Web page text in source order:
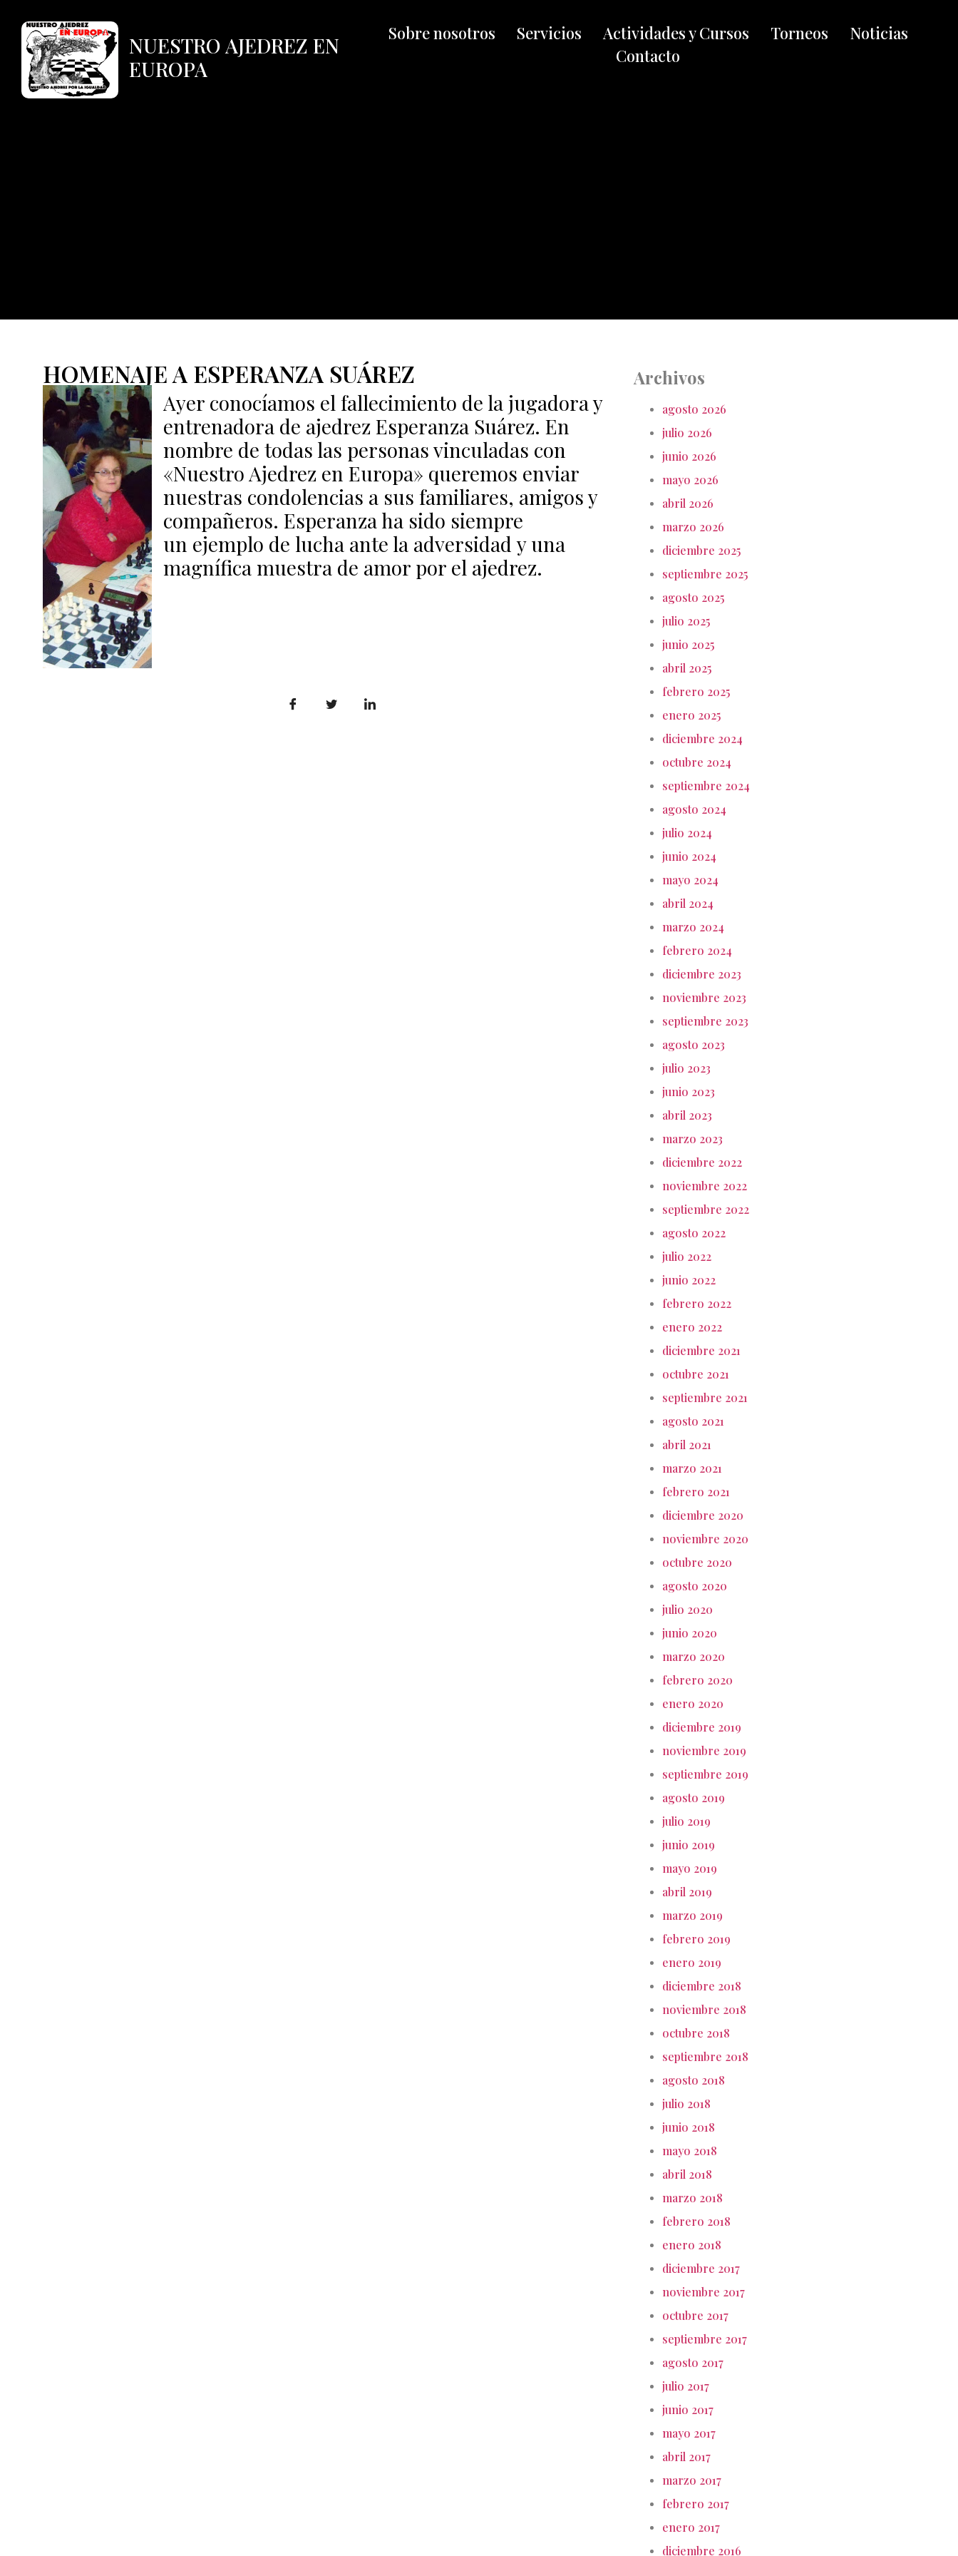
NUESTRO AJEDREZ EN
EUROPA
Sobre nosotros Servicios Actividades y Cursos Torneos
Noticias
Contacto
HOMENAJE A ESPERANZA SUÁREZ
Ayer conocíamos el fallecimiento de la jugadora y
entrenadora de ajedrez Esperanza Suárez. En
nombre de todas las personas vinculadas con
«Nuestro Ajedrez en Europa» queremos enviar
nuestras condolencias a sus familiares, amigos y
compañeros. Esperanza ha sido siempre
un ejemplo de lucha ante la adversidad y una
magnífica muestra de amor por el ajedrez.
Archivos
agosto 2026
julio 2026
junio 2026
mayo 2026
abril 2026
marzo 2026
diciembre 2025
septiembre 2025
agosto 2025
julio 2025
junio 2025
abril 2025
febrero 2025
enero 2025
diciembre 2024
octubre 2024
septiembre 2024
agosto 2024
julio 2024
junio 2024
mayo 2024
abril 2024
marzo 2024
febrero 2024
diciembre 2023
noviembre 2023
septiembre 2023
agosto 2023
julio 2023
junio 2023
abril 2023
marzo 2023
diciembre 2022
noviembre 2022
septiembre 2022
agosto 2022
julio 2022
junio 2022
febrero 2022
enero 2022
diciembre 2021
octubre 2021
septiembre 2021
agosto 2021
abril 2021
marzo 2021
febrero 2021
diciembre 2020
noviembre 2020
octubre 2020
agosto 2020
julio 2020
junio 2020
marzo 2020
febrero 2020
enero 2020
diciembre 2019
noviembre 2019
septiembre 2019
agosto 2019
julio 2019
junio 2019
mayo 2019
abril 2019
marzo 2019
febrero 2019
enero 2019
diciembre 2018
noviembre 2018
octubre 2018
septiembre 2018
agosto 2018
julio 2018
junio 2018
mayo 2018
abril 2018
marzo 2018
febrero 2018
enero 2018
diciembre 2017
noviembre 2017
octubre 2017
septiembre 2017
agosto 2017
julio 2017
junio 2017
mayo 2017
abril 2017
marzo 2017
febrero 2017
enero 2017
diciembre 2016